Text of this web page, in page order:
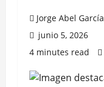
Jorge Abel García
junio 5, 2026
4 minutes read